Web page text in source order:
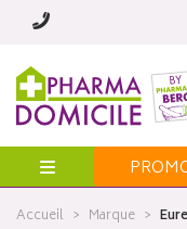
Menu
Accueil Marque